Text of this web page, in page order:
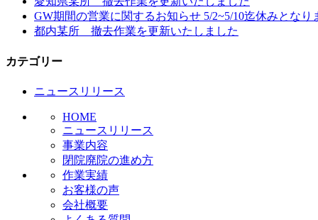
GW期間の営業に関するお知らせ 5/2~5/10迄休みとなり
都内某所 撤去作業を更新いたしました
カテゴリー
ニュースリリース
HOME
ニュースリリース
事業内容
閉院廃院の進め方
作業実績
お客様の声
会社概要